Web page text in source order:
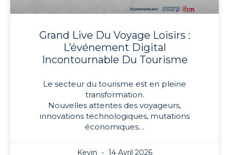
Grand Live Du Voyage Loisirs :
L’événement Digital
Incontournable Du Tourisme
Le secteur du tourisme est en pleine
transformation.
Nouvelles attentes des voyageurs,
innovations technologiques, mutations
économiques…
Kevin 14 Avril 2026